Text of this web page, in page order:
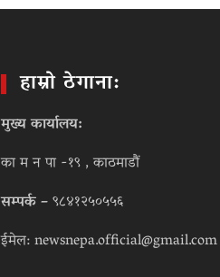
हाम्रो ठेगाना:
मुख्य कार्यालय:
का म न पा -१९ , काठमाडौं
सम्पर्क –९८४१२५०५५६
ईमेल: newsnepa.official@gmail.com